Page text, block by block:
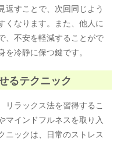
返すことで、次回同じよう
くなります。また、他人に
、不安を軽減することがで
冷静に保つ鍵です。
るテクニック
リラックス法を習得するこ
マインドフルネスを取り入
ニックは、日常のストレス